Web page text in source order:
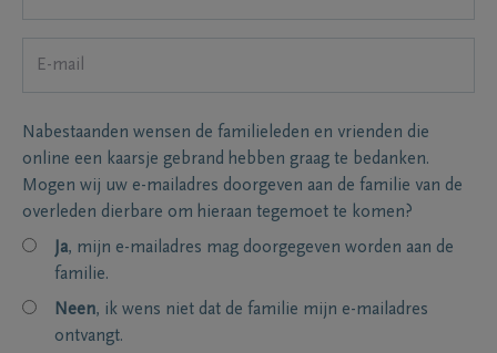
Nabestaanden wensen de familieleden en vrienden die
online een kaarsje gebrand hebben graag te bedanken.
Mogen wij uw e-mailadres doorgeven aan de familie van de
overleden dierbare om hieraan tegemoet te komen?
Ja, mijn e-mailadres mag doorgegeven worden aan de
familie.
Neen, ik wens niet dat de familie mijn e-mailadres
ontvangt.